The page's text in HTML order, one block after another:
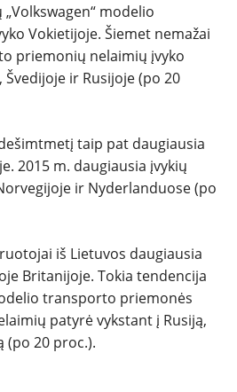
modelio
Vokietijoje. Šiemet nemažai
priemonių nelaimių įvyko
ir Rusijoje (po 20
taip pat daugiausia
2015 m. daugiausia įvykių
ir Nyderlanduose (po
iš Lietuvos daugiausia
Britanijoje. Tokia tendencija
transporto priemonės
patyrė vykstant į Rusiją,
(po 20 proc.).